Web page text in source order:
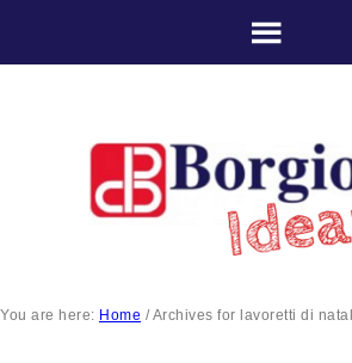
You are here: Home /Archives for lavoretti di